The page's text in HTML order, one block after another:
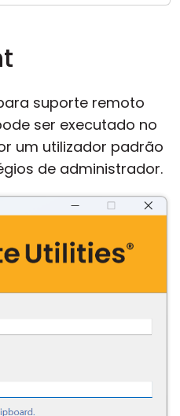
suporte remoto
ser executado no
um utilizador padrão
de administrador.